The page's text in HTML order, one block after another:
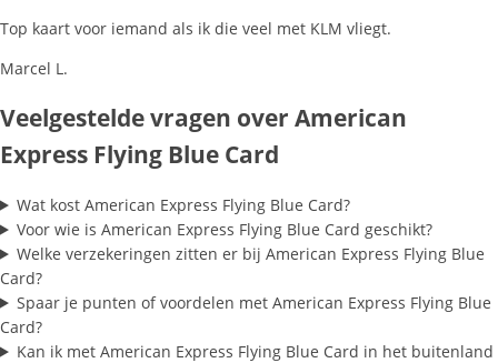
Top kaart voor iemand als ik die veel met KLM vliegt.
Marcel L.
Veelgestelde vragen over American
Express Flying Blue Card
Wat kost American Express Flying Blue Card?
Voor wie is American Express Flying Blue Card geschikt?
Welke verzekeringen zitten er bij American Express Flying Blue
Card?
Spaar je punten of voordelen met American Express Flying Blue
Card?
Kan ik met American Express Flying Blue Card in het buitenland